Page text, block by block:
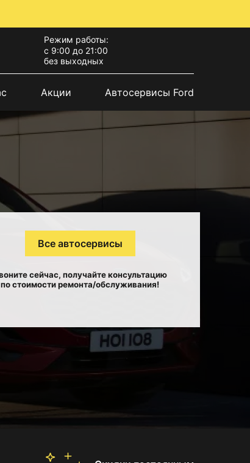
Режим работы:
с 9:00 до 21:00
без выходных
Акции Автосервисы Ford
Все автосервисы
сейчас, получайте консультацию
по стоимости ремонта/обслуживания!